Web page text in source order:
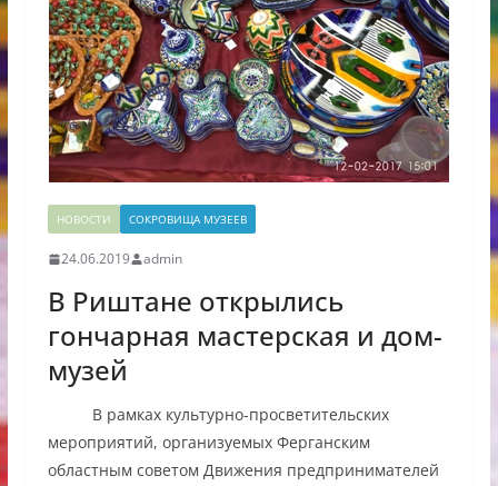
НОВОСТИ СОКРОВИЩА МУЗЕЕВ
24.06.2019 admin
В Риштане открылись
гончарная мастерская и дом-
музей
В рамках культурно-просветительских
мероприятий, организуемых Ферганским
областным советом Движения предпринимателей